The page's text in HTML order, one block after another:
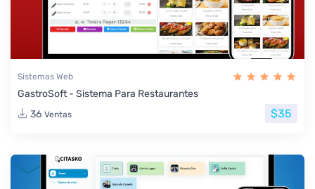
Sistemas Web
GastroSoft - Sistema Para Restaurantes
36 Ventas $35